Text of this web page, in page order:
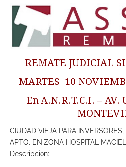
REMATE JUDICIAL
MARTES 10
En A.N.R.T.C.I. – AV.
CIUDAD VIEJA PARA INVERSORES,
APTO. EN ZONA HOSPITAL MACIEL
Descripción: